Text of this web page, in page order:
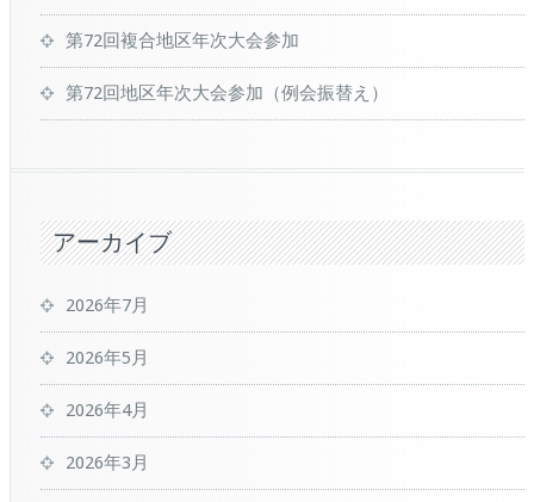
第72回複合地区年次大会参加
第72回地区年次大会参加（例会振替え）
アーカイブ
2026年7月
2026年5月
2026年4月
2026年3月